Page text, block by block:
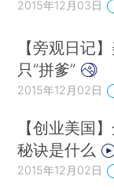
2015年12月03日
【旁观日记
只“拼爹”
2015年12月02日
【创业美国
秘诀是什么
2015年12月02日